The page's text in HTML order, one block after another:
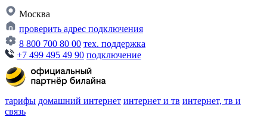
Москва
проверить адрес подключения
8 800 700 80 00 тех. поддержка
+7 499 495 49 90 подключение
тарифы домашний интернет интернет и тв интернет, тв и
связь